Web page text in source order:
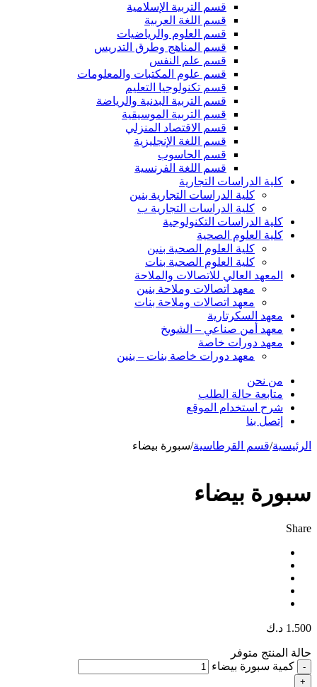
قسم التربية الإسلامية
قسم اللغة العربية
قسم العلوم والرياضيات
قسم المناهج وطرق التدريس
قسم علم النفس
قسم علوم المكتبات والمعلومات
قسم تكنولوجيا التعليم
قسم التربية البدنية والرياضة
قسم التربية الموسيقية
قسم الاقتصاد المنزلي
قسم اللغة الإنجليزية
قسم الحاسوب
قسم اللغة الفرنسية
كلية الدراسات التجارية
كلية الدراسات التجارية بنين
كلية الدراسات التجارية ب
كلية الدراسات التكنولوجية
كلية العلوم الصحية
كلية العلوم الصحية بنين
كلية العلوم الصحية بنات
المعهد العالي للاتصالات والملاحة
معهد اتصالات وملاحة بنين
معهد اتصالات وملاحة بنات
معهد السكرتارية
معهد أمن صناعي – الشويخ
معهد دورات خاصة
معهد دورات خاصة بنات – بنين
من نحن
متابعة حالة الطلب
شرح استخدام الموقع
إتصل بنا
الرئيسية/قسم القرطاسية/سبورة بيضاء
سبورة بيضاء
Share
1.500 د.ك
حالة المنتج متوفر
كمية سبورة بيضاء